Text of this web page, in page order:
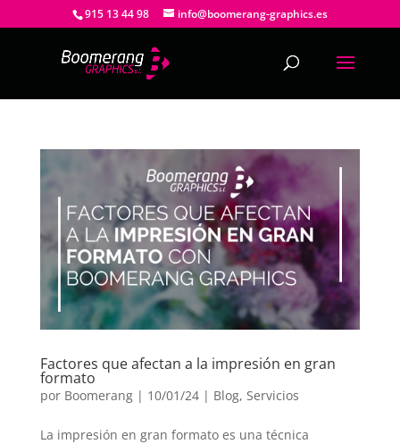
915 13 44 98 info@boomerang-graphics.es
Factores que afectan a la impresión en gran
formato
por Boomerang| 10/01/24| Blog, Servicios
La impresión en gran formato es una técnica